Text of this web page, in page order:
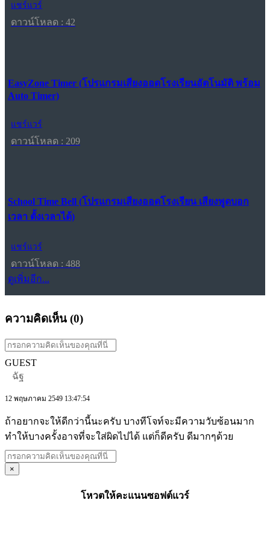
แชร์แวร์
ดาวน์โหลด : 42
EasyZone Timer (โปรแกรมเสียงออดโรงเรียนอัตโนมัติ พร้อม
Auto Timer)
แชร์แวร์
ดาวน์โหลด : 209
School Time Bell (โปรแกรมเสียงออดโรงเรียน เสียงพูดบอก
เวลา ตั้งเวลาได้)
แชร์แวร์
ดาวน์โหลด : 488
ดูเพิ่มอีก...
ความคิดเห็น (0)
GUEST
ฉัฐ
12 พฤษภาคม 2549 13:47:54
ถ้าอยากจะให้ดีกว่านี้นะครับ บางทีโจท์จะมีความวับซ้อนมาก
ทำให้บางครั้งอาจที่จะใส่ผิดไปได้ แต่ก็ดีครับ ดีมากๆด้วย
×
โหวตให้คะแนนซอฟต์แวร์